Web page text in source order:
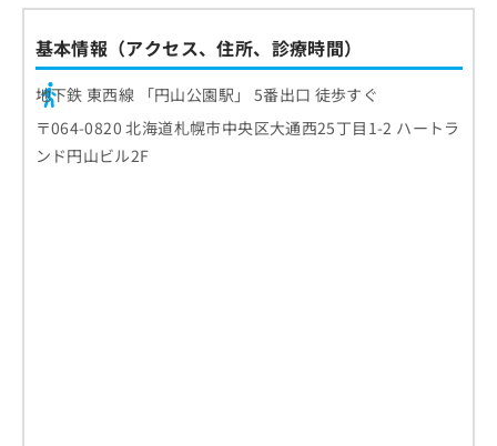
基本情報（アクセス、住所、診療時間）
地下鉄 東西線 「円山公園駅」 5番出口 徒歩すぐ
〒064-0820 北海道札幌市中央区大通西25丁目1-2 ハートラ
ンド円山ビル2F